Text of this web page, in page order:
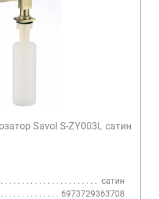
Savol S-ZY003L сатин
сатин
6973729363708